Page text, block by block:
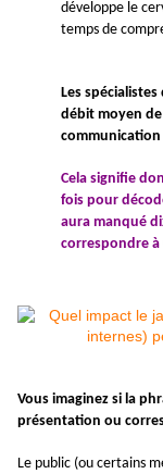
développe le
temps de
Les
débit moyen
Cela signifie
fois pour
aura manqué
correspondre
Vous imaginez si la
présentation ou
Le public (ou certains